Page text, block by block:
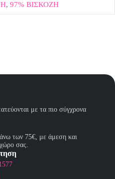
, 97% ΒΙΣΚΟΖΗ
με τα πιο σύγχρονα
άνω των 75€, με άμεση και
σας.